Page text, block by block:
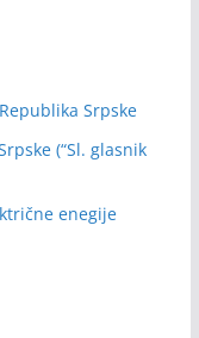
Srpske
(“Sl. glasnik
enegije